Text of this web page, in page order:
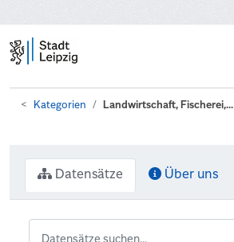
Kategorien Landwirtschaft, Fischerei,...
Datensätze Über uns